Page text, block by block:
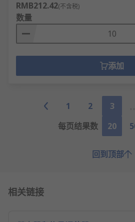
RMB212.42(不含税)
数量
添加
1 2 3
每页结果数
20
回到顶部
相关链接